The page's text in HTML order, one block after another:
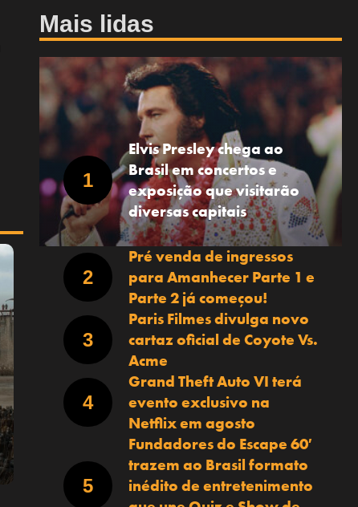
Mais lidas
Elvis Presley chega ao
Brasil em concertos e
exposição que visitarão
diversas capitais
Pré venda de ingressos
para Amanhecer Parte 1 e
Parte 2 já começou!
Paris Filmes divulga novo
cartaz oficial de Coyote Vs.
Acme
Grand Theft Auto VI terá
evento exclusivo na
Netflix em agosto
Fundadores do Escape 60′
trazem ao Brasil formato
inédito de entretenimento